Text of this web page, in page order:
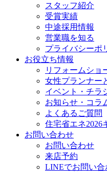
スタッフ紹介
受賞実績
中途採用情報
営業職を知る
プライバシーポ
お役立ち情報
リフォームショ
女性プランナー
イベント・チラ
お知らせ・コラ
よくあるご質問
住宅省エネ2026
お問い合わせ
お問い合わせ
来店予約
LINEでお問い合